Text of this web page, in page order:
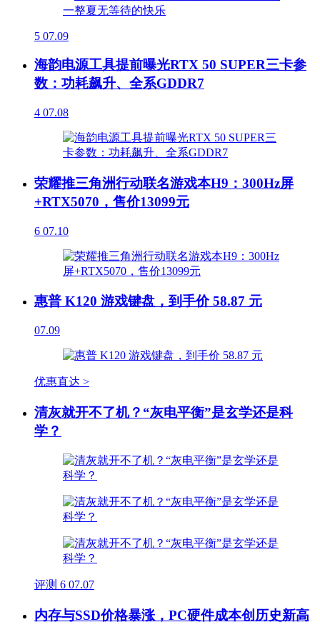
5 07.09
海韵电源工具提前曝光RTX 50 SUPER三卡参
数：功耗飙升、全系GDDR7
4 07.08
荣耀推三角洲行动联名游戏本H9：300Hz屏
+RTX5070，售价13099元
6 07.10
惠普 K120 游戏键盘，到手价 58.87 元
07.09
优惠直达 >
清灰就开不了机？“灰电平衡”是玄学还是科
学？
评测 6 07.07
内存与SSD价格暴涨，PC硬件成本创历史新高